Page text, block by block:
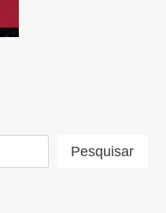
Pesquisar